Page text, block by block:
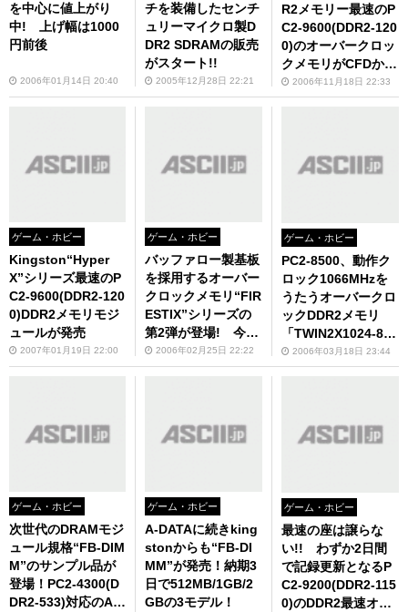
を中心に値上がり
中! 上げ幅は1000
円前後
2006年01月14日 20:40
チを装備したセンチ
ュリーマイクロ製D
DR2 SDRAMの販売
がスタート!!
2005年12月28日 22:21
R2メモリー最速のP
C2-9600(DDR2-120
0)のオーバークロッ
クメモリがCFDから
発売に！
2006年11月18日 22:33
ゲーム・ホビー
Kingston“Hyper
X”シリーズ最速のP
C2-9600(DDR2-120
0)DDR2メモリモジ
ュールが発売
2007年01月19日 22:00
ゲーム・ホビー
バッファロー製基板
を採用するオーバー
クロックメモリ“FIR
ESTIX”シリーズの
第2弾が登場! 今度
はPC2-8000動作!
2006年02月25日 22:22
ゲーム・ホビー
PC2-8500、動作ク
ロック1066MHzを
うたうオーバークロ
ックDDR2メモリ
「TWIN2X1024-850
0」がCorsairから
2006年03月18日 23:44
ゲーム・ホビー
次世代のDRAMモジ
ュール規格“FB-DIM
M”のサンプル品が
登場！PC2-4300(D
DR2-533)対応のA-
ゲーム・ホビー
A-DATAに続きking
stonからも“FB-DI
MM”が発売！納期3
日で512MB/1GB/2
GBの3モデル！
ゲーム・ホビー
最速の座は譲らな
い!! わずか2日間
で記録更新となるP
C2-9200(DDR2-115
0)のDDR2最速オー